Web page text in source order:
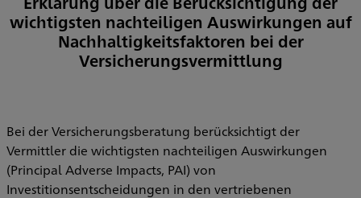
wichtigsten nachteiligen Auswirkungen auf
Nachhaltigkeitsfaktoren bei der
Versicherungsvermittlung
Bei der Versicherungsberatung berücksichtigt der
Vermittler die wichtigsten nachteiligen Auswirkungen
(Principal Adverse Impacts, PAI) von
Investitionsentscheidungen in den vertriebenen